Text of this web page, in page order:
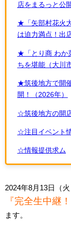
店をまるっと公
★「矢部村花火
は迫力満点！出
★「とり商 わか
ちを堪能（大川市
★筑後地方で開
開！（2026年）
☆筑後地方の開
☆注目イベント
☆情報提供求ム
2024年8月13日（
『完全生中継
ます。